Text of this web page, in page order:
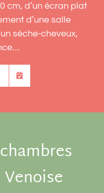
cm, d’un écran plat
d’une salle
sèche-cheveux,